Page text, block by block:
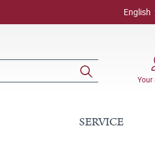
English
Your
SERVICE